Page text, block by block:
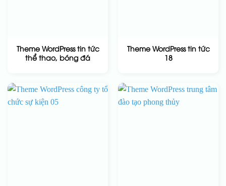
Theme WordPress tin tức
thể thao, bóng đá
Theme WordPress tin tức
18